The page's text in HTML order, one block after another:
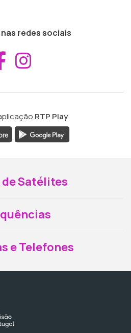
redes sociais
Aceder ao
RTP Play
de Satélites
e Telefones